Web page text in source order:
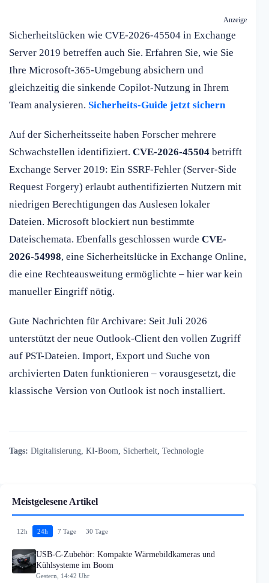
Anzeige
Sicherheitslücken wie CVE-2026-45504 in Exchange
Server 2019 betreffen auch Sie. Erfahren Sie, wie Sie
Ihre Microsoft-365-Umgebung absichern und
gleichzeitig die sinkende Copilot-Nutzung in Ihrem
Team analysieren. Sicherheits-Guide jetzt sichern
Auf der Sicherheitsseite haben Forscher mehrere
Schwachstellen identifiziert. CVE-2026-45504 betrifft
Exchange Server 2019: Ein SSRF-Fehler (Server-Side
Request Forgery) erlaubt authentifizierten Nutzern mit
niedrigen Berechtigungen das Auslesen lokaler
Dateien. Microsoft blockiert nun bestimmte
Dateischemata. Ebenfalls geschlossen wurde CVE-
2026-54998, eine Sicherheitslücke in Exchange Online,
die eine Rechteausweitung ermöglichte – hier war kein
manueller Eingriff nötig.
Gute Nachrichten für Archivare: Seit Juli 2026
unterstützt der neue Outlook-Client den vollen Zugriff
auf PST-Dateien. Import, Export und Suche von
archivierten Daten funktionieren – vorausgesetzt, die
klassische Version von Outlook ist noch installiert.
Tags: Digitalisierung KI-Boom Sicherheit Technologie
Meistgelesene Artikel
12h 24h 7 Tage 30 Tage
USB-C-Zubehör: Kompakte Wärmebildkameras und
Kühlsysteme im Boom
Gestern, 14:42 Uhr